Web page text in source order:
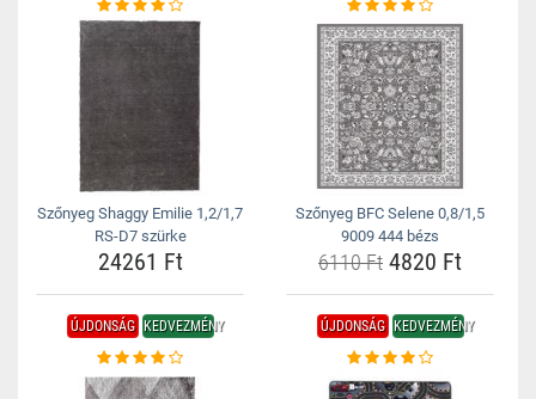
Szőnyeg Shaggy Emilie 1,2/1,7
RS-D7 szürke
24261 Ft
Szőnyeg BFC Selene 0,8/1,5
9009 444 bézs
6110 Ft 4820 Ft
ÚJDONSÁG KEDVEZMÉNY ÚJDONSÁG KEDVEZMÉNY